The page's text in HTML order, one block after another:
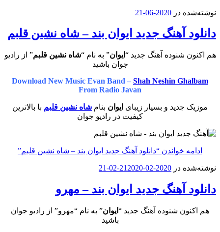
نوشته‌شده در 2020-06-21
دانلود آهنگ جدید ایوان بند – شاه نشین قلبم
هم اکنون شنوده آهنگ جدید “ ایوان” به نام “شاه نشین قلبم” از رادیو
جوان باشید
Download New Music Evan Band – Shah Neshin Ghalbam
From Radio Javan
موزیک جدید و بسیار زیبای ایوان بنام شاه نشین قلبم با بالاترین
کیفیت در رادیو جوان
ادامه خواندن “دانلود آهنگ جدید ایوان بند – شاه نشین قلبم”
نوشته‌شده در 2020-02-21
2020-02-21
دانلود آهنگ جدید ایوان بند – مهرو
هم اکنون شنوده آهنگ جدید “ ایوان” به نام “مهرو” از رادیو جوان
باشید